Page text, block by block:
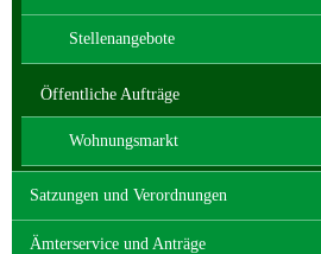
Stellenangebote
Öffentliche Aufträge
Wohnungsmarkt
Satzungen und Verordnungen
Ämterservice und Anträge